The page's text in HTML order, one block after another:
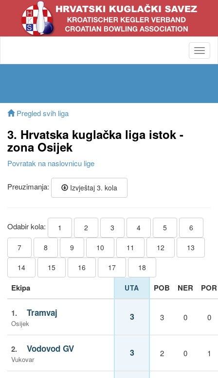
Pregled svih liga
3. Hrvatska kuglačka liga istok -
zona Osijek
Povratak na naslovnicu lige
Preuzimanja: Izvještaj 3. kola
Odabir kola: 1 2 3 4 5 6
7 8 9 10 11 12 13
14 15 16 17 18
Ekipa UTA POB NER POR
1. Tramvaj
Osijek
3 3 0 0
2. Vodovod GV
Vukovar
3 2 0 1